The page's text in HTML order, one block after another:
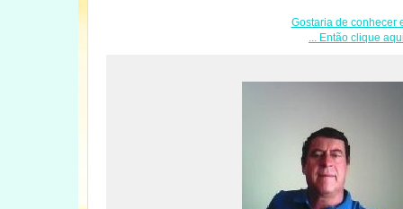
Gostaria de conhecer
... Então clique